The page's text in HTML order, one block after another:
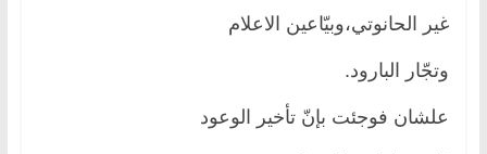
غير الحانوتي،وبيّاعين الاعلام
وتجّار البارود.
علشان فوجئت بإنّ تأخير الوعود